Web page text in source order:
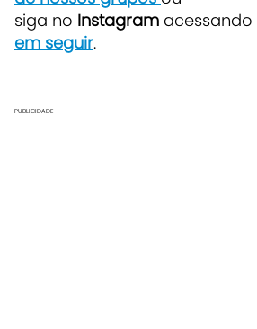
siga no Instagram acessando
em seguir.
PUBLICIDADE